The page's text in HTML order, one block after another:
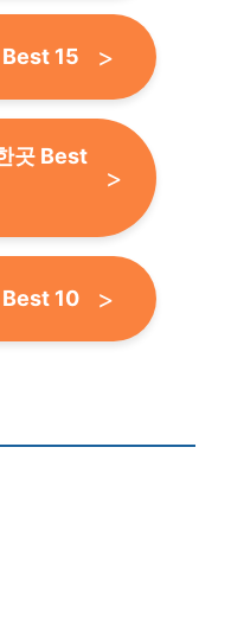
Best 15
곳 Best
Best 10